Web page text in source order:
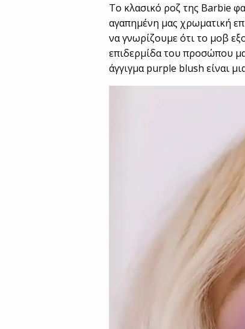
Το κλασικό ροζ της Barbie
αγαπημένη μας χρωματική
να γνωρίζουμε ότι το μοβ
επιδερμίδα του προσώπου
άγγιγμα purple blush είναι